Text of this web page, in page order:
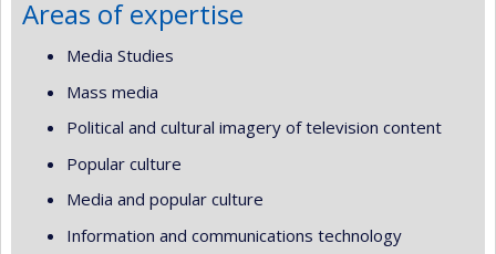
Areas of expertise
Media Studies
Mass media
Political and cultural imagery of television content
Popular culture
Media and popular culture
Information and communications technology